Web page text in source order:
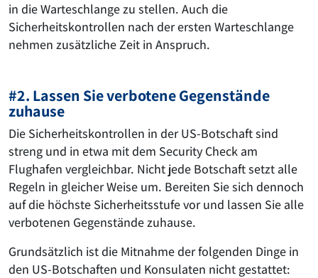
in die Warteschlange zu stellen. Auch die
Sicherheitskontrollen nach der ersten Warteschlange
nehmen zusätzliche Zeit in Anspruch.
#2. Lassen Sie verbotene Gegenstände
zuhause
Die Sicherheitskontrollen in der US-Botschaft sind
streng und in etwa mit dem Security Check am
Flughafen vergleichbar. Nicht jede Botschaft setzt alle
Regeln in gleicher Weise um. Bereiten Sie sich dennoch
auf die höchste Sicherheitsstufe vor und lassen Sie alle
verbotenen Gegenstände zuhause.
Grundsätzlich ist die Mitnahme der folgenden Dinge in
den US-Botschaften und Konsulaten nicht gestattet: